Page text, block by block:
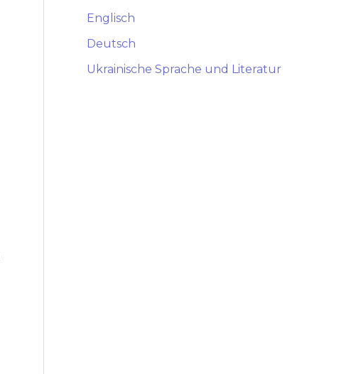
Englisch
Deutsch
Ukrainische Sprache und Literatur